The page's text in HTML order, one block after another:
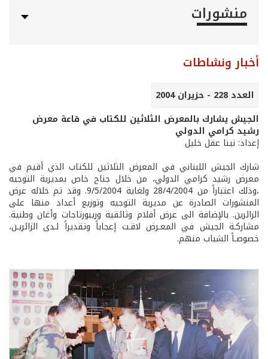
منشورات
أخبار ونشاطات
العدد 228 - حزيران 2004
الجيش يشارك بالمعرض الثلاثين للكتاب في قاعة معرض
رشيد كرامي الدولي
إعداد: نينا عقل خليل
شارك الجيش اللبناني في المعرض الثلاثين للكتاب الذي أقيم في
معرض رشيد كرامي الدولي، من خلال جناح خاص بمديرية التوجيه
،وذلك اعتباراً من 28/4/2004 ولغاية 9/5/2004. وقد تم خلاله عرض
المنشورات الصادرة عن مديرية التوجيه وتوزيع أعداد منها على
الزائرين. بالإضافة الى عرض أفلام وثائقية وريبورتاجات وأغان وطنية.
مشاركـة الجيش في المعـرض لاقـت إعجاباً وتقديراً لـدى الزائريـن،
خصوصـاً الشباب منهم.